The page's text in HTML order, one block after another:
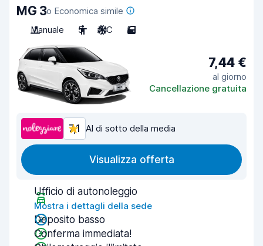
MG 3o Economica simile
Manuale
5 A/C 5
7,44 €
al giorno
Cancellazione gratuita
7,1 Al di sotto della media
Visualizza offerta
Ufficio di autonoleggio
Mostra i dettagli della sede
Deposito basso
Conferma immediata!